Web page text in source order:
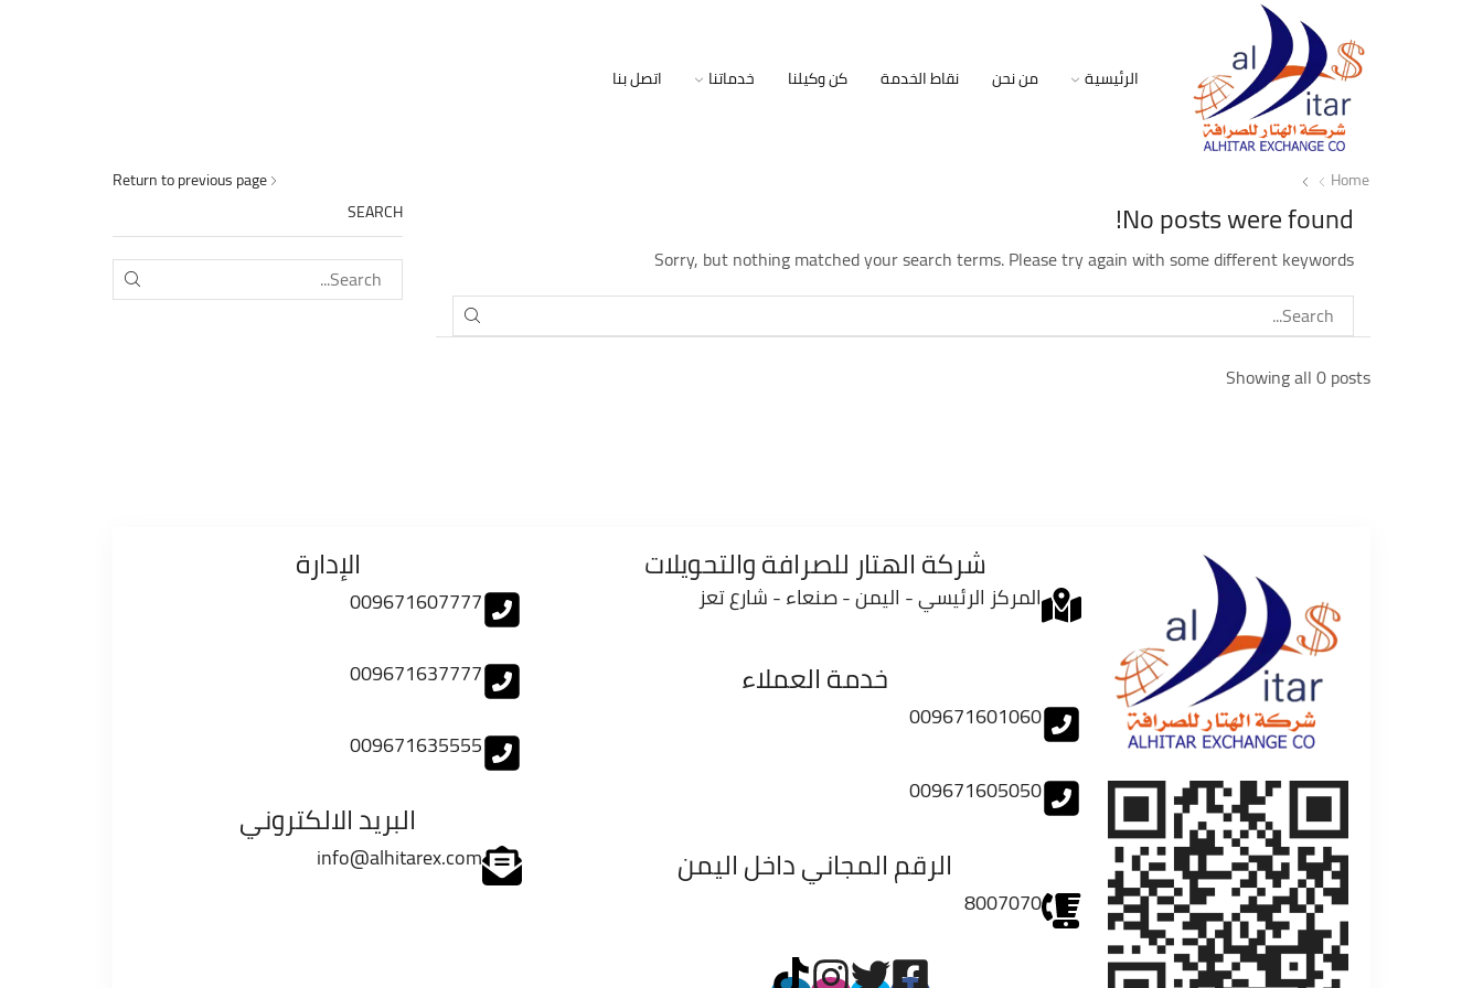
الرئيسية من نحن نقاط الخدمة كن وكيلنا خدماتنا اتصل بنا
Return to previous page Home
No posts were found!
Sorry, but nothing matched your search terms. Please try again with some different keywords
SEARCH
Showing all 0 posts
SEARCH
SEARCH
شركة الهتار للصرافة والتحويلات
المركز الرئيسي - اليمن - صنعاء - شارع تعز
خدمة العملاء
009671601060
009671605050
الرقم المجاني داخل اليمن
8007070
الإدارة
009671607777
009671637777
009671635555
البريد الالكتروني
info@alhitarex.com